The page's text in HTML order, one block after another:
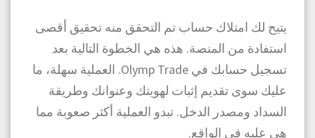
يتيح لك امتلاك حساب تم التحقق منه تحقيق أقصى
استفادة من المنصة. هذه هي الخطوة التالية بعد
تسجيل حسابك في Olymp Trade. العملية سهلة، ما
عليك سوى تقديم إثبات لهويتك وعنوانك وطريقة
السداد ومصدر الدخل. تبدو العملية أكثر صعوبة مما
هي عليه في الواقع.